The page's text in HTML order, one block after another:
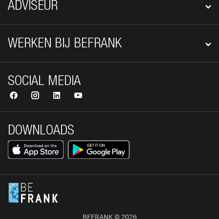
ADVISEUR
WERKEN BIJ BEFRANK
DOWNLOADS
SOCIAL MEDIA
BEFRANK © 2026